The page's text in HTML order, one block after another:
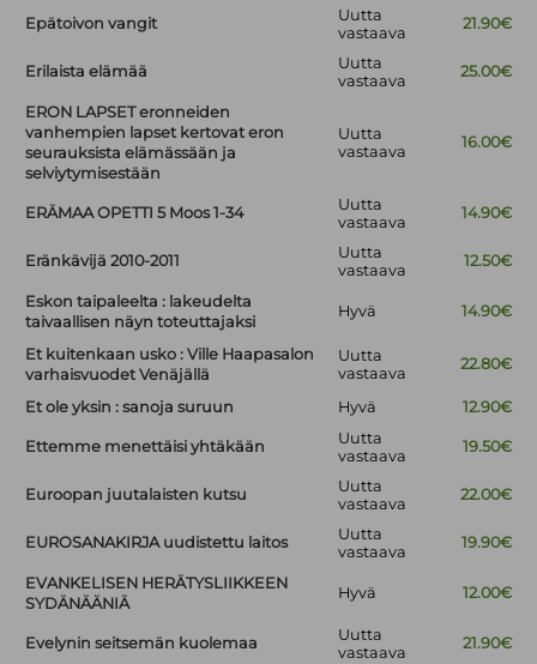
Epätoivon vangit
Uutta
vastaava
21.90€
Erilaista elämää
Uutta
vastaava
25.00€
ERON LAPSET eronneiden
vanhempien lapset kertovat eron
seurauksista elämässään ja
selviytymisestään
Uutta
vastaava
16.00€
ERÄMAA OPETTI 5 Moos 1-34
Uutta
vastaava
14.90€
Eränkävijä 2010-2011
Uutta
vastaava
12.50€
Eskon taipaleelta : lakeudelta
taivaallisen näyn toteuttajaksi
Hyvä 14.90€
Et kuitenkaan usko : Ville Haapasalon
varhaisvuodet Venäjällä
Uutta
vastaava
22.80€
Et ole yksin : sanoja suruun Hyvä 12.90€
Ettemme menettäisi yhtäkään
Uutta
vastaava
19.50€
Euroopan juutalaisten kutsu
Uutta
vastaava
22.00€
EUROSANAKIRJA uudistettu laitos
Uutta
vastaava
19.90€
EVANKELISEN HERÄTYSLIIKKEEN
SYDÄNÄÄNIÄ
Hyvä 12.00€
Evelynin seitsemän kuolemaa
Uutta
vastaava
21.90€